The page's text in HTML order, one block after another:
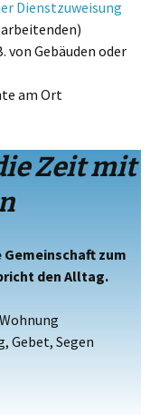
Dienstzuweisung
von Gebäuden oder
am Ort
Zeit mit
zum
den Alltag.
Gebet, Segen